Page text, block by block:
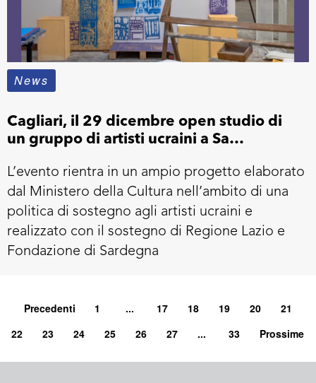
News
Cagliari, il 29 dicembre open studio di
un gruppo di artisti ucraini a Sa
L’evento rientra in un ampio progetto elaborato
dal Ministero della Cultura nell’ambito di una
politica di sostegno agli artisti ucraini e
realizzato con il sostegno di Regione Lazio e
Fondazione di Sardegna
Precedenti 1 ... 17 18 19 20
21
22
23 24 25 26 27 ... 33 Prossime